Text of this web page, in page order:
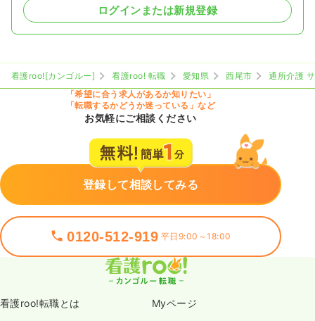
ログインまたは新規登録
看護roo![カンゴルー] 看護roo! 転職 愛知県 西尾市
通所介護
「希望に合う求人があるか知りたい」
「転職するかどうか迷っている」など
お気軽にご相談ください
登録して相談してみる
0120-512-919 平日9:00～18:00
看護roo!転職とは Myページ